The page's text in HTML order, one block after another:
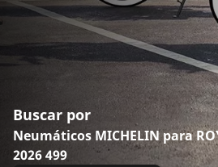
Buscar por
Neumáticos MICHELIN para
2026 499